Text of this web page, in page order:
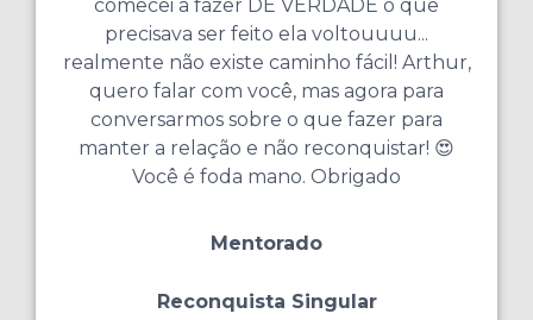
comecei a fazer DE VERDADE o que
precisava ser feito ela voltouuuu...
realmente não existe caminho fácil! Arthur,
quero falar com você, mas agora para
conversarmos sobre o que fazer para
manter a relação e não reconquistar! 😍
Você é foda mano. Obrigado
Mentorado
Reconquista Singular